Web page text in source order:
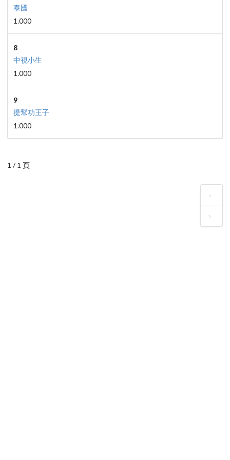
泰國
1.000
8
中視小生
1.000
9
提幫功王子
1.000
1 / 1 頁
‹
›